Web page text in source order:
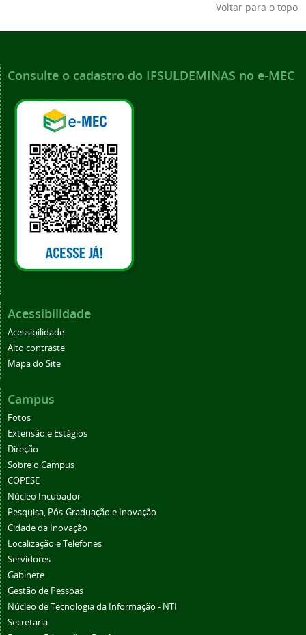
Voltar para o topo
Consulte o cadastro do IFSULDEMINAS no e-MEC
Acessibilidade
Acessibilidade
Alto contraste
Mapa do Site
Campus
Fotos
Extensão e Estágios
Direção
Sobre o Campus
COPESE
Núcleo Incubador
Pesquisa, Pós-Graduação e Inovação
Cidade da Inovação
Localização e Telefones
Servidores
Gabinete
Gestão de Pessoas
Núcleo de Tecnologia da Informação - NTI
Secretaria